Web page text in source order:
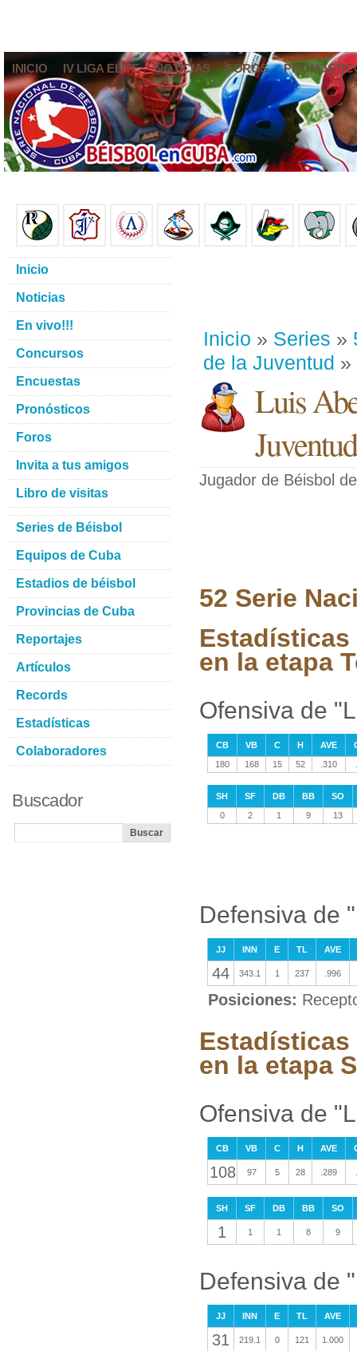
INICIO IV LIGA ELITE NOTICIAS FOROS
Inicio » Series »
de la Juventud »
Luis
Juventud
Jugador de Béisbol
52 Serie
Estadísticas
en la etapa
Ofensiva de
CB VB C H AVE
180
168 15 52 .310
SH SF DB BB
SO
0
2 1 9 13
Defensiva de
JJ INN E TL AVE
44 343.1 1 237 .996
Posiciones:
Estadísticas
en la etapa
Ofensiva de
CB VB C H AVE
108 97 5 28 .289
SH SF DB BB SO
1 1 1 8 9
Defensiva de
JJ INN E TL AVE
31 219.1 0 121 1.000
Inicio
Noticias
En vivo!!!
Concursos
Encuestas
Pronósticos
Foros
Invita a tus amigos
Libro de visitas
Series de Béisbol
Equipos de Cuba
Estadios de béisbol
Provincias de Cuba
Reportajes
Artículos
Records
Estadísticas
Colaboradores
Buscador